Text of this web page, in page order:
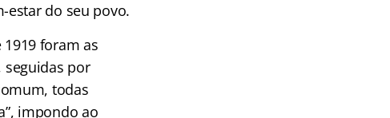
estar do seu povo.
foram as
por
todas
impondo ao